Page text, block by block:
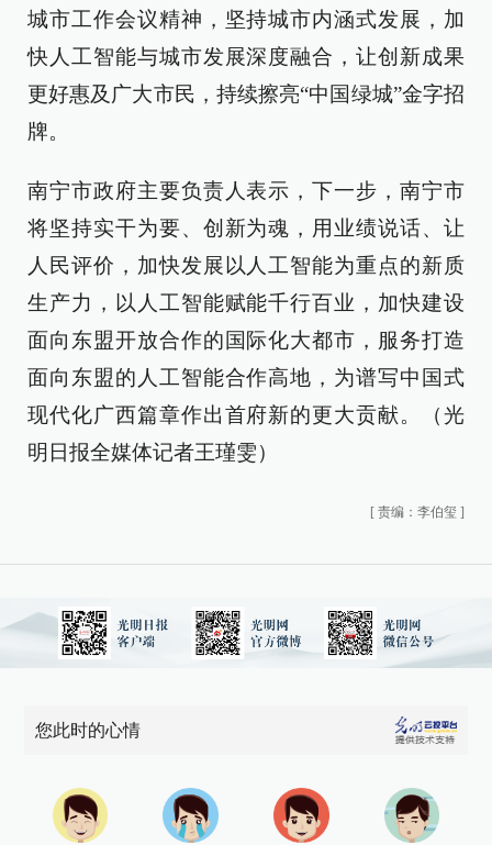
城市工作会议精神，坚持城市内涵式发展，加
快人工智能与城市发展深度融合，让创新成果
更好惠及广大市民，持续擦亮“中国绿城”金字招
牌。
南宁市政府主要负责人表示，下一步，南宁市
将坚持实干为要、创新为魂，用业绩说话、让
人民评价，加快发展以人工智能为重点的新质
生产力，以人工智能赋能千行百业，加快建设
面向东盟开放合作的国际化大都市，服务打造
面向东盟的人工智能合作高地，为谱写中国式
现代化广西篇章作出首府新的更大贡献。（光
明日报全媒体记者王瑾雯）
[ 责编：李伯玺 ]
您此时的心情